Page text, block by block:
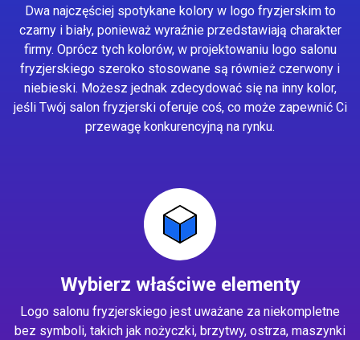
Dwa najczęściej spotykane kolory w logo fryzjerskim to
czarny i biały, ponieważ wyraźnie przedstawiają charakter
firmy. Oprócz tych kolorów, w projektowaniu logo salonu
fryzjerskiego szeroko stosowane są również czerwony i
niebieski. Możesz jednak zdecydować się na inny kolor,
jeśli Twój salon fryzjerski oferuje coś, co może zapewnić Ci
przewagę konkurencyjną na rynku.
Wybierz właściwe elementy
Logo salonu fryzjerskiego jest uważane za niekompletne
bez symboli, takich jak nożyczki, brzytwy, ostrza, maszynki